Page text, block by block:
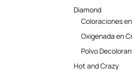
Diamond
Coloraciones
Oxigenada en
Polvo
Hot and Crazy